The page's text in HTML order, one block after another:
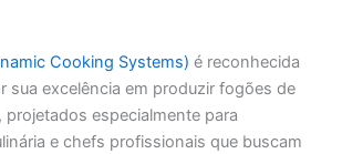
Cooking Systems) é reconhecida
sua excelência em produzir fogões de
projetados especialmente para
e chefs profissionais que buscam